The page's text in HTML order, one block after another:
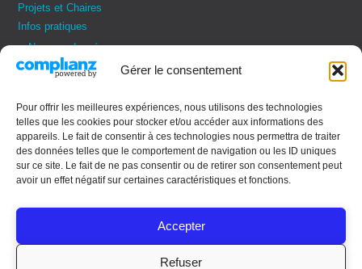
Gérer le consentement
Pour offrir les meilleures expériences, nous utilisons des technologies
telles que les cookies pour stocker et/ou accéder aux informations des
appareils. Le fait de consentir à ces technologies nous permettra de traiter
des données telles que le comportement de navigation ou les ID uniques
sur ce site. Le fait de ne pas consentir ou de retirer son consentement peut
avoir un effet négatif sur certaines caractéristiques et fonctions.
Accepter
Refuser
Projets et Chaires
Infos pratiques
Nos coordonnées
Vos demandes
Règles de vie
ADRESSE
IMREDD – Université Côte
d’Azur